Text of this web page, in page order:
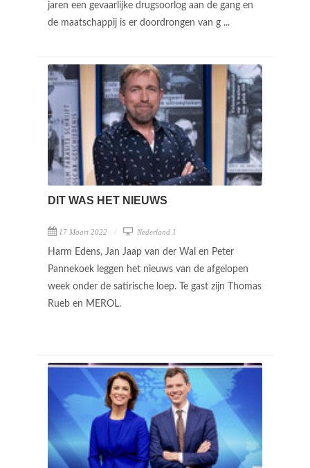
jaren een gevaarlijke drugsoorlog aan de gang en
de maatschappij is er doordrongen van g ...
DIT WAS HET NIEUWS
17 Maart 2022 Nederland 1
Harm Edens, Jan Jaap van der Wal en Peter
Pannekoek leggen het nieuws van de afgelopen
week onder de satirische loep. Te gast zijn Thomas
Rueb en MEROL.